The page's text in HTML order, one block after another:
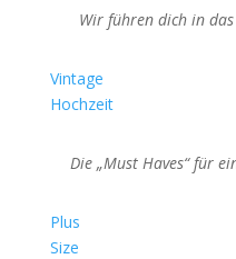
Wir führen dich in
Vintage
Hochzeit
Die „Must Haves“ für
Plus
Size